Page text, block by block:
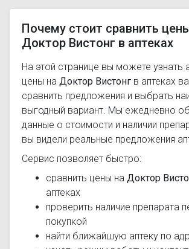
Почему стоит сравнить
Доктор Вистонг в аптеках
На этой странице вы можете узнать
цены на Доктор Вистонг в аптеках
сравнить предложения и выбрать
выгодный вариант. Мы ежедневно
данные о стоимости и наличии
вы видели реальные предложения
Сервис позволяет быстро:
сравнить цены на Доктор
аптеках
проверить наличие препарата
покупкой
найти ближайшую аптеку по